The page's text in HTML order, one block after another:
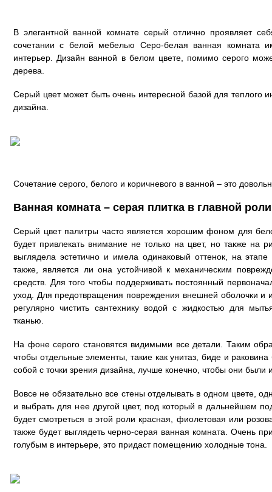
В элегантной ванной комнате серый отлично проявляет
сочетании с белой мебелью Серо-белая ванная комната
интерьер. Дизайн ванной в белом цвете, помимо серого
дерева.
Серый цвет может быть очень интересной базой для теплого
дизайна.
Сочетание серого, белого и коричневого в ванной – это
Ванная комната – серая плитка в главной роли
Серый цвет палитры часто является хорошим фоном для
будет привлекать внимание не только на цвет, но также на
выглядела эстетично и имела одинаковый оттенок, на
также, является ли она устойчивой к механическим
средств. Для того чтобы поддерживать постоянный
уход. Для предотвращения повреждения внешней оболочки и
регулярно чистить сантехнику водой с жидкостью для
тканью.
На фоне серого становятся видимыми все детали. Таким
чтобы отдельные элементы, такие как унитаз, биде и
собой с точки зрения дизайна, лучше конечно, чтобы они были
Вовсе не обязательно все стены отделывать в одном цвете,
и выбрать для нее другой цвет, под который в дальнейшем
будет смотреться в этой роли красная, фиолетовая или
также будет выглядеть черно-серая ванная комната. Очень
голубым в интерьере, это придаст помещению холодные тона.